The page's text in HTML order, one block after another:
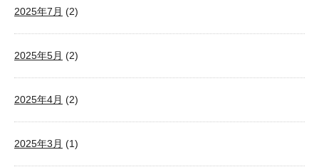
2025年7月 (2)
2025年5月 (2)
2025年4月 (2)
2025年3月 (1)